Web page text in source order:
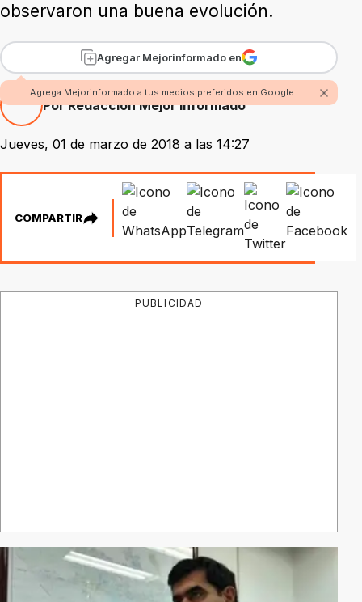
observaron una buena evolución.
Agregar Mejorinformado en
Agrega Mejorinformado a tus medios preferidos en Google
Por Redacción Mejor Informado
Jueves, 01 de marzo de 2018 a las 14:27
COMPARTIR
PUBLICIDAD